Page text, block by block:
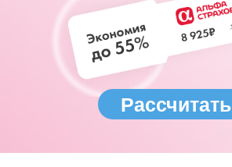
Рассчитать